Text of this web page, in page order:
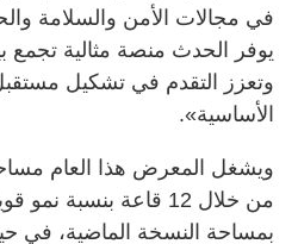
في مجالات الأمن والسلامة
يوفر الحدث منصة مثالية تجمع
وتعزز التقدم في تشكيل
الأساسية».
بمساحة النسخة الماضية، في